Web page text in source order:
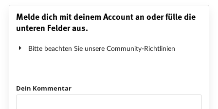
Melde dich mit deinem Account an oder fülle die
unteren Felder aus.
Bitte beachten Sie unsere Community-Richtlinien
Dein Kommentar